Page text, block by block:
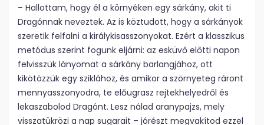
– Hallottam, hogy él a környéken egy sárkány, akit ti
Dragónnak neveztek. Az is köztudott, hogy a sárkányok
szeretik felfalni a királykisasszonyokat. Ezért a klasszikus
metódus szerint fogunk eljárni: az esküvő előtti napon
felvisszük lányomat a sárkány barlangjához, ott
kikötözzük egy sziklához, és amikor a szörnyeteg ráront
mennyasszonyodra, te előugrasz rejtekhelyedről és
lekaszabolod Dragónt. Lesz nálad aranypajzs, mely
visszatükrözi a nap sugarait – jórészt megvakítod ezzel